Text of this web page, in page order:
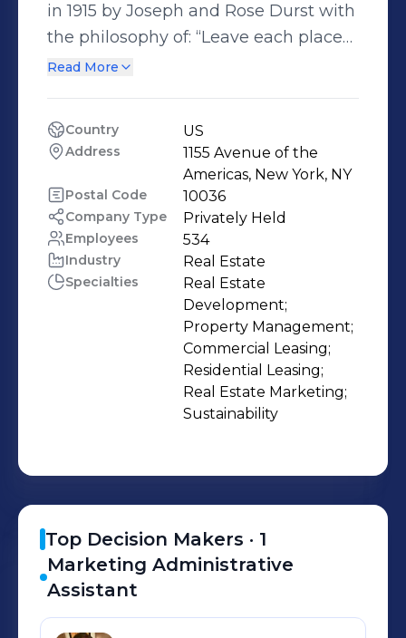
in 1915 by Joseph and Rose Durst with
the philosophy of: “Leave each place
better than you found it.” For
and sustainability. Durst is driven by
the core values of integrity, proactivity,
agility, relationships, long-term
perspective, loyalty, and innovation.
Durst is the owner, manager, and
builder of 16 million square feet of
Class A properties including trophy
office towers and nearly 4,000 rental
apartments. Durst is recognized as a
world leader in the development of
high-performance and
www.durst.org.
Read More
Country US
Address
1155 Avenue of the
Americas, New York, NY
Postal Code 10036
Company Type Privately Held
Employees 534
Industry Real Estate
Specialties
Real Estate
Development;
Property Management;
Commercial Leasing;
Residential Leasing;
Real Estate Marketing;
Sustainability
Top Decision Makers · 1
Marketing Administrative
Assistant